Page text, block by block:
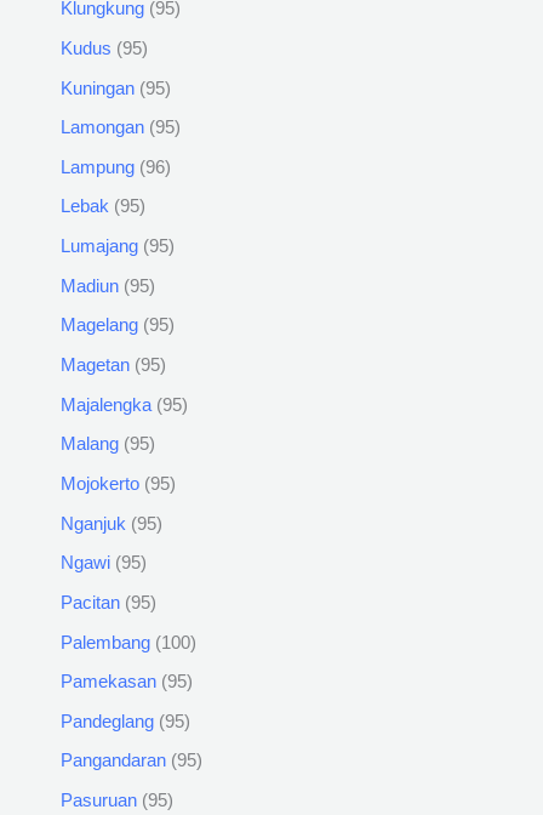
Klungkung 95
Kudus 95
Kuningan 95
Lamongan 95
Lampung 96
Lebak 95
Lumajang 95
Madiun 95
Magelang 95
Magetan 95
Majalengka 95
Malang 95
Mojokerto 95
Nganjuk 95
Ngawi 95
Pacitan 95
Palembang 100
Pamekasan 95
Pandeglang 95
Pangandaran 95
Pasuruan 95